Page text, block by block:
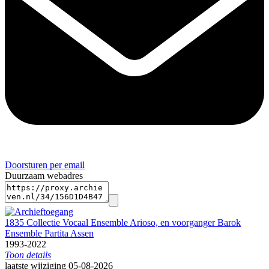
Doorsturen per email
Duurzaam webadres
1835 Collectie Vocaal Ensemble Arioso, en voorganger Barok
Ensemble Partita Assen
1993-2022
Toon details
Datering:
laatste wijziging 05-08-2026